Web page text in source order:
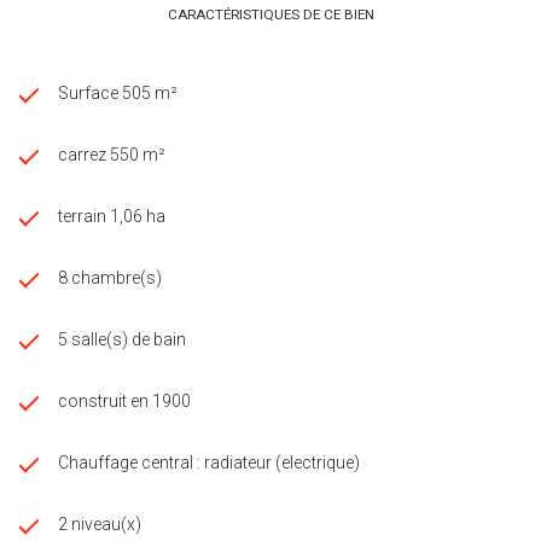
CARACTÉRISTIQUES DE CE BIEN
Surface 505 m²
carrez 550 m²
terrain 1,06 ha
8 chambre(s)
5 salle(s) de bain
construit en 1900
Chauffage central : radiateur (electrique)
2 niveau(x)